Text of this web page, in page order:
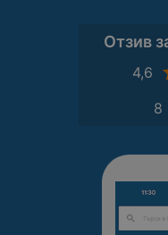
Отзив
4,6
8